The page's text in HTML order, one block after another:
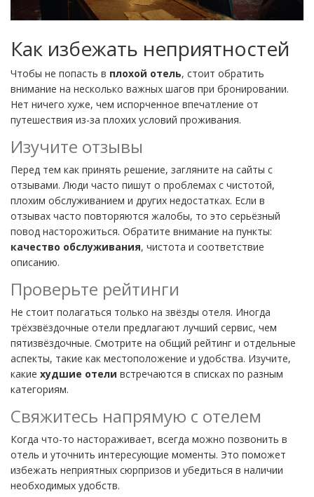
Как избежать неприятностей
Чтобы не попасть в плохой отель, стоит обратить
внимание на несколько важных шагов при бронировании.
Нет ничего хуже, чем испорченное впечатление от
путешествия из-за плохих условий проживания.
Изучите отзывы
Перед тем как принять решение, загляните на сайты с
отзывами. Люди часто пишут о проблемах с чистотой,
плохим обслуживанием и других недостатках. Если в
отзывах часто повторяются жалобы, то это серьёзный
повод насторожиться. Обратите внимание на пункты:
качество обслуживания, чистота и соответствие
описанию.
Проверьте рейтинги
Не стоит полагаться только на звёзды отеля. Иногда
трёхзвёздочные отели предлагают лучший сервис, чем
пятизвёздочные. Смотрите на общий рейтинг и отдельные
аспекты, такие как местоположение и удобства. Изучите,
какие худшие отели встречаются в списках по разным
категориям.
Свяжитесь напрямую с отелем
Когда что-то настораживает, всегда можно позвонить в
отель и уточнить интересующие моменты. Это поможет
избежать неприятных сюрпризов и убедиться в наличии
необходимых удобств.